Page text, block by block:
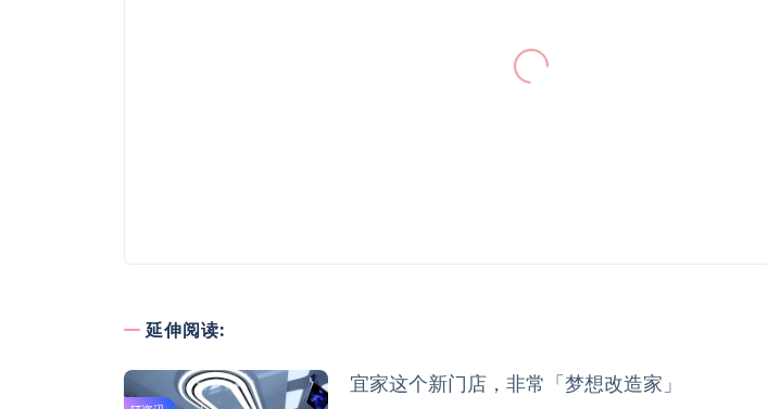
延伸阅读:
宜家这个新门店，非常「梦想改造家」